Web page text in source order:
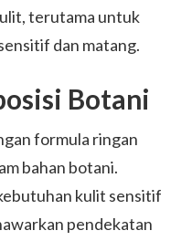
terutama untuk
dan matang.
Botani
formula ringan
bahan botani.
kulit sensitif
pendekatan